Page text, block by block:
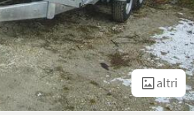
altri